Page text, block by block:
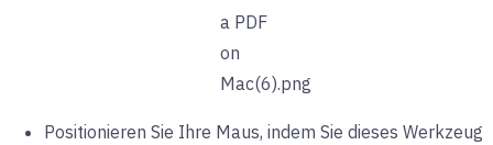
Positionieren Sie Ihre Maus, indem Sie dieses Werkzeug